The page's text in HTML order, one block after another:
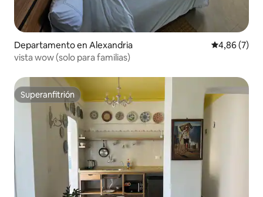
Departamento en Alexandria Calificación
4,86 (7)
vista wow (solo para familias)
Superanfitrión
Superanfitrión